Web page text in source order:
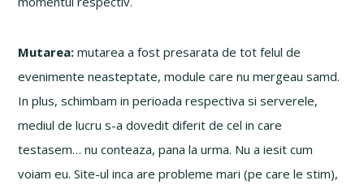
Mutarea: mutarea a fost presarata de tot felul de
evenimente neasteptate, module care nu mergeau samd.
In plus, schimbam in perioada respectiva si serverele,
mediul de lucru s-a dovedit diferit de cel in care
testasem… nu conteaza, pana la urma. Nu a iesit cum
voiam eu. Site-ul inca are probleme mari (pe care le stim),